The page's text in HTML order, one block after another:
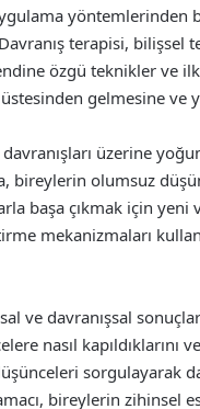
yöntemlerinden
terapisi, bilişsel
özgü teknikler ve
gelmesine ve
üzerine
olumsuz
başa çıkmak için
mekanizmaları
ve davranışsal
nasıl kapıldıklarını
sorgulayarak
bireylerin zihinsel